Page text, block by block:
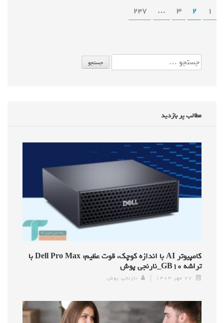
1
2
3
…
247
مطالب پر بازدید
کامپیوتر AI با اندازه کوچک، قوت عظیم: Dell Pro Max با
تراشه GB۱۰_نارنجی پوش
۲۷ مهر ۱۴۰۴ نارنجی پوش